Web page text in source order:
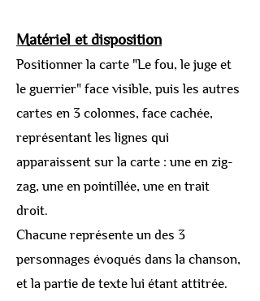
Matériel et disposition
Positionner la carte "Le fou, le juge et
le guerrier" face visible, puis les autres
cartes en 3 colonnes, face cachée,
représentant les lignes qui
apparaissent sur la carte : une en zig-
zag, une en pointillée, une en trait
droit.
Chacune représente un des 3
personnages évoqués dans la chanson,
et la partie de texte lui étant attitrée.